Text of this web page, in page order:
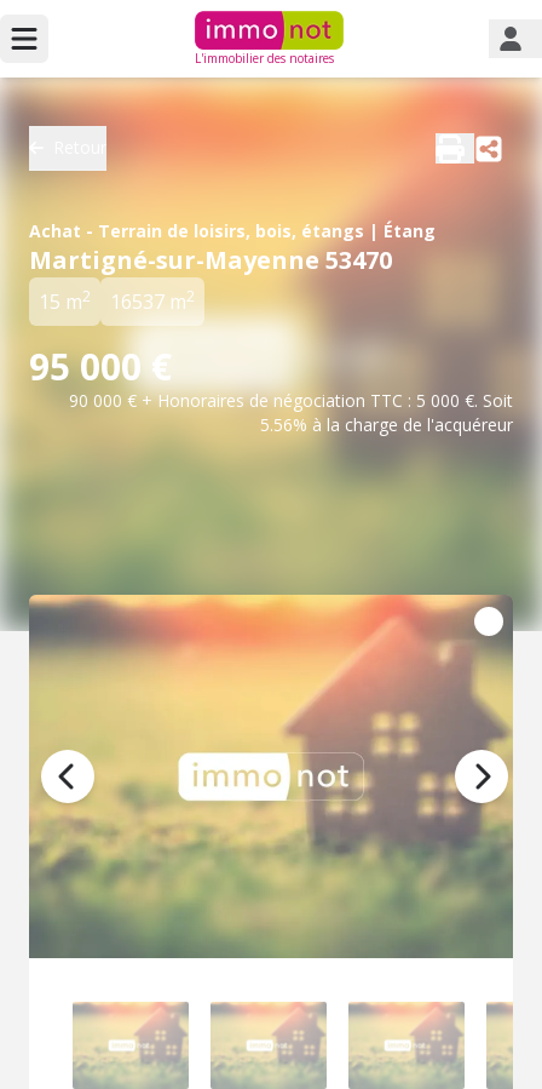
L'immobilier des notaires
Achat - Terrain de loisirs, bois, étangs | Étang
Martigné-sur-Mayenne 53470
15 m2 16537 m2
95 000 €
90 000 € + Honoraires de négociation TTC : 5 000 €. Soit
5.56% à la charge de l'acquéreur